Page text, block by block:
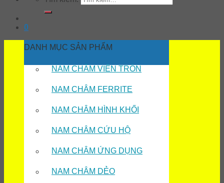
0
DANH MỤC SẢN PHẨM
NAM CHÂM VIÊN TRÒN
NAM CHÂM FERRITE
NAM CHÂM HÌNH KHỐI
NAM CHÂM CỨU HỘ
NAM CHÂM ỨNG DỤNG
NAM CHÂM DẺO